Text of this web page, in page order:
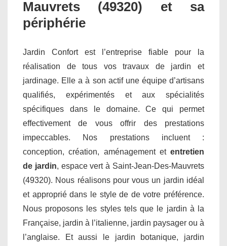
Mauvrets (49320) et sa
périphérie
Jardin Confort est l’entreprise fiable pour la
réalisation de tous vos travaux de jardin et
jardinage. Elle a à son actif une équipe d’artisans
qualifiés, expérimentés et aux spécialités
spécifiques dans le domaine. Ce qui permet
effectivement de vous offrir des prestations
impeccables. Nos prestations incluent :
conception, création, aménagement et entretien
de jardin, espace vert à Saint-Jean-Des-Mauvrets
(49320). Nous réalisons pour vous un jardin idéal
et approprié dans le style de de votre préférence.
Nous proposons les styles tels que le jardin à la
Française, jardin à l’italienne, jardin paysager ou à
l’anglaise. Et aussi le jardin botanique, jardin